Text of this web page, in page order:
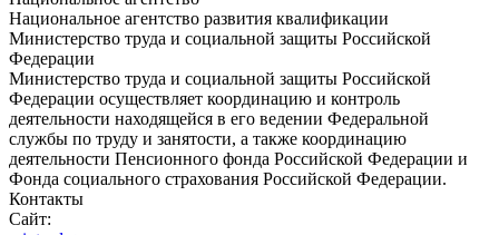
Национальное агентство развития квалификации
Министерство труда и социальной защиты Российской
Федерации
Министерство труда и социальной защиты Российской
Федерации осуществляет координацию и контроль
деятельности находящейся в его ведении Федеральной
службы по труду и занятости, а также координацию
деятельности Пенсионного фонда Российской Федерации и
Фонда социального страхования Российской Федерации.
Контакты
Сайт: